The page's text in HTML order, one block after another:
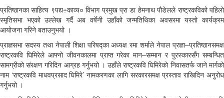
प्रतिष्ठानका साहित्य ९पद्य÷काव्य० विभाग प्रमुख प्रा डा हेमनाथ पौडेलले राष्ट्रकविको पहिलो
स्मृतिसभा भएको उल्लेख गर्दै अब वर्षेनी उहाँको जन्मतिथिका अवसरमा यस्तो कार्यक्रम
आयोजना गरिने बताउनुभयो ।
प्राज्ञसभा सदस्य तथा नेपाली शिक्षा परिषद्का अध्यक्ष रमा शर्माले नेपाल प्रज्ञा–प्रतिष्ठानसमक्ष
राष्ट्रकवि घिमिरेले आफ्नो जीवनकालमा प्राप्त गरेका मान–सम्मान र पुरस्कारसँग सम्बन्धित
सामग्रीको संरक्षण गरिदिन आग्रह गर्नुभयो । उहाँले राष्ट्रकवि घिमिरेको निवासतर्फ जाने मार्गको
नाम ‘राष्ट्रकवि माधवप्रसाद घिमिरे’ नामकरणका लागि सरकारसमक्ष प्रस्ताव राखिदिन अनुरोध
गर्नुभयो ।